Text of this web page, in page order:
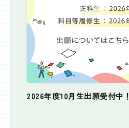
2026年度10月生出願受付中！
個別相談会